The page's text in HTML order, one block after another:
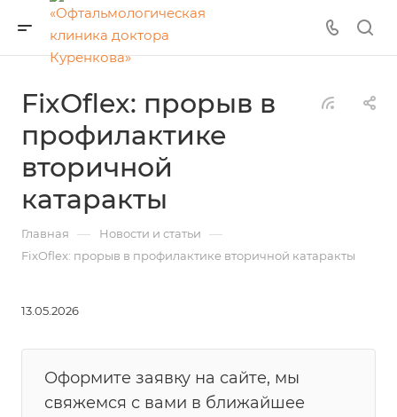
FixOflex: прорыв в
профилактике
вторичной
катаракты
Главная — Новости и статьи —
FixOflex: прорыв в профилактике вторичной катаракты
13.05.2026
Оформите заявку на сайте, мы
свяжемся с вами в ближайшее